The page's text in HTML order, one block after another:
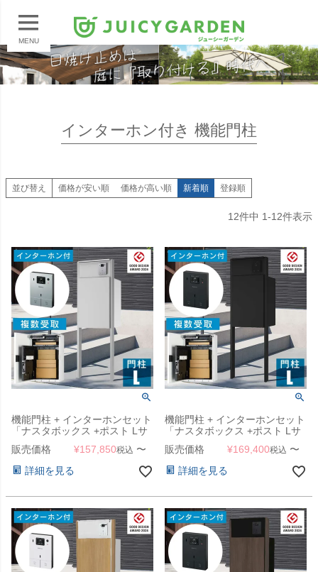
MENU
インターホン付き 機能門柱
並び替え 価格が安い順 価格が高い順 新着順 登録順
12件中 1-12件表示
機能門柱 + インターホンセット
「ナスタボックス +ポスト Lサ
イズ 門柱 ユニット [ ライトグ
レー ]」
販売価格 ¥157,850税込 〜
詳細を見る
機能門柱 + インターホンセット
「ナスタボックス +ポスト Lサ
イズ 門柱 ユニット [ マットブ
ラック ]」
販売価格 ¥169,400税込 〜
詳細を見る